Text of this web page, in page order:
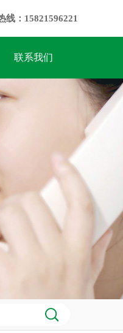
线：15821596221
联系我们